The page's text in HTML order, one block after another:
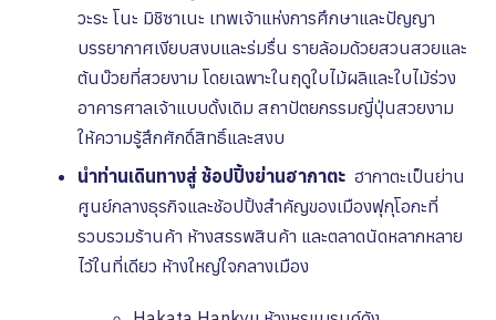
วะระ โนะ มิชิซาเนะ เทพเจ้าแห่งการศึกษาและปัญญา
บรรยากาศเงียบสงบและร่มรื่น รายล้อมด้วยสวนสวยและ
ต้นบ๊วยที่สวยงาม โดยเฉพาะในฤดูใบไม้ผลิและใบไม้ร่วง
อาคารศาลเจ้าแบบดั้งเดิม สถาปัตยกรรมญี่ปุ่นสวยงาม
ให้ความรู้สึกศักดิ์สิทธิ์และสงบ
นำท่านเดินทางสู่ ช้อปปิ้งย่านฮากาตะ ฮากาตะเป็นย่าน
ศูนย์กลางธุรกิจและช้อปปิ้งสำคัญของเมืองฟุกุโอกะที่
รวบรวมร้านค้า ห้างสรรพสินค้า และตลาดนัดหลากหลาย
ไว้ในที่เดียว ห้างใหญ่ใจกลางเมือง